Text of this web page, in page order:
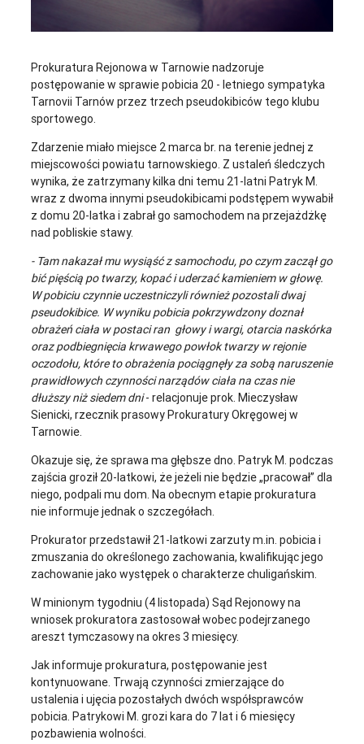
Prokuratura Rejonowa w Tarnowie nadzoruje
postępowanie w sprawie pobicia 20 - letniego sympatyka
Tarnovii Tarnów przez trzech pseudokibiców tego klubu
sportowego.
Zdarzenie miało miejsce 2 marca br. na terenie jednej z
miejscowości powiatu tarnowskiego. Z ustaleń śledczych
wynika, że zatrzymany kilka dni temu 21-latni Patryk M.
wraz z dwoma innymi pseudokibicami podstępem wywabił
z domu 20-latka i zabrał go samochodem na przejażdżkę
nad pobliskie stawy.
- Tam nakazał mu wysiąść z samochodu, po czym zaczął go
bić pięścią po twarzy, kopać i uderzać kamieniem w głowę.
W pobiciu czynnie uczestniczyli również pozostali dwaj
pseudokibice. W wyniku pobicia pokrzywdzony doznał
obrażeń ciała w postaci ran głowy i wargi, otarcia naskórka
oraz podbiegnięcia krwawego powłok twarzy w rejonie
oczodołu, które to obrażenia pociągnęły za sobą naruszenie
prawidłowych czynności narządów ciała na czas nie
dłuższy niż siedem dni- relacjonuje prok. Mieczysław
Sienicki, rzecznik prasowy Prokuratury Okręgowej w
Tarnowie.
Okazuje się, że sprawa ma głębsze dno. Patryk M. podczas
zajścia groził 20-latkowi, że jeżeli nie będzie „pracował” dla
niego, podpali mu dom. Na obecnym etapie prokuratura
nie informuje jednak o szczegółach.
Prokurator przedstawił 21-latkowi zarzuty m.in. pobicia i
zmuszania do określonego zachowania, kwalifikując jego
zachowanie jako występek o charakterze chuligańskim.
W minionym tygodniu (4 listopada) Sąd Rejonowy na
wniosek prokuratora zastosował wobec podejrzanego
areszt tymczasowy na okres 3 miesięcy.
Jak informuje prokuratura, postępowanie jest
kontynuowane. Trwają czynności zmierzające do
ustalenia i ujęcia pozostałych dwóch współsprawców
pobicia. Patrykowi M. grozi kara do 7 lat i 6 miesięcy
pozbawienia wolności.